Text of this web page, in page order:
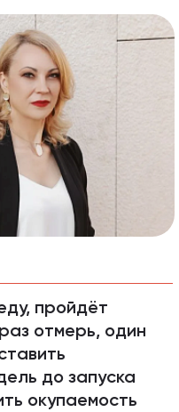
пройдёт
отмерь, один
до запуска
окупаемость